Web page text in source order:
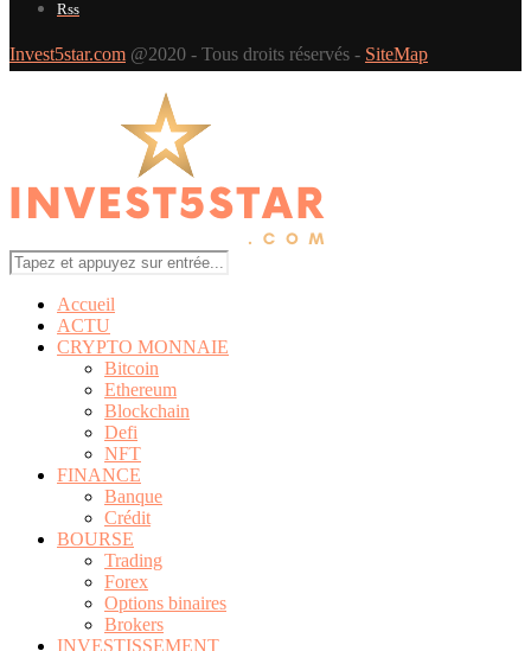
Rss
Invest5star.com @2020 - Tous droits réservés - SiteMap
Accueil
ACTU
CRYPTO MONNAIE
Bitcoin
Ethereum
Blockchain
Defi
NFT
FINANCE
Banque
Crédit
BOURSE
Trading
Forex
Options binaires
Brokers
INVESTISSEMENT